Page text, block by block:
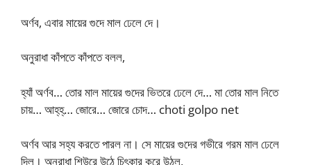
অর্ণব, এবার মায়ের গুদে মাল ঢেলে দে।
অনুরাধা কাঁপতে কাঁপতে বলল,
হ্যাঁ অর্ণব… তোর মাল মায়ের গুদের ভিতরে ঢেলে দে… মা তোর মাল নিতে
চায়… আহ্‌হ্‌… জোরে… জোরে চোদ… choti golpo net
অর্ণব আর সহ্য করতে পারল না। সে মায়ের গুদের গভীরে গরম মাল ঢেলে
দিল। অনুরাধা শিউরে উঠে চিৎকার করে উঠল,